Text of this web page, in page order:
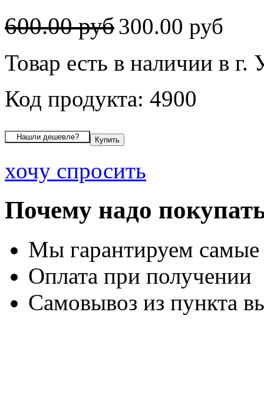
600.00 руб300.00 руб
Товар есть в наличии в г.
Код продукта: 4900
хочу спросить
Почему надо
Мы гарантируем
Оплата при получении
Самовывоз из пункта